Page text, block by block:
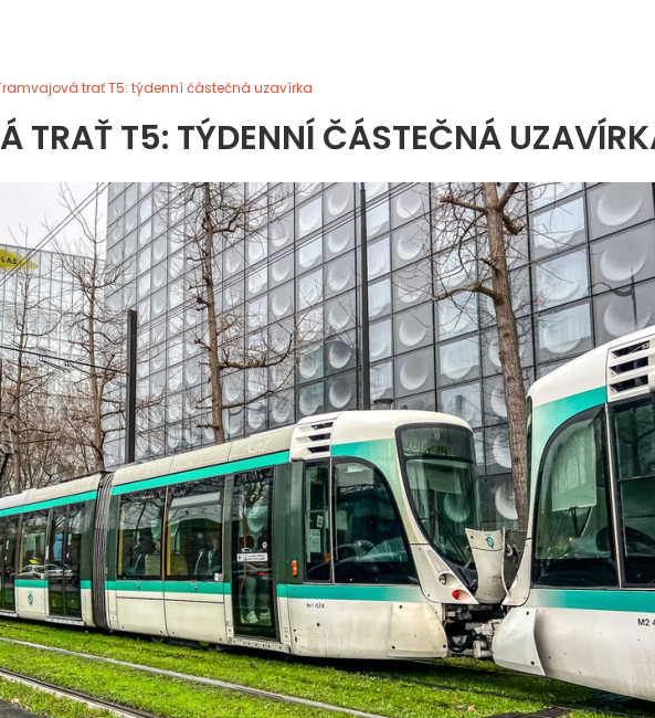
trať T5: týdenní částečná uzavírka
TRAŤ T5: TÝDENNÍ ČÁSTEČNÁ